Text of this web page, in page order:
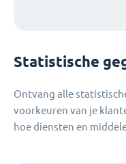
Statistische
Ontvang alle
voorkeuren van je
hoe diensten en